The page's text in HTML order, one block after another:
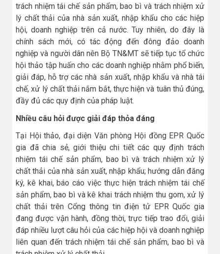
trách nhiệm tái chế sản phẩm, bao bì và trách nhiệm xử
lý chất thải của nhà sản xuất, nhập khẩu cho các hiệp
hội, doanh nghiệp trên cả nước. Tuy nhiên, do đây là
chính sách mới, có tác động đến đông đảo doanh
nghiệp và người dân nên Bộ TN&MT sẽ tiếp tục tổ chức
hội thảo tập huấn cho các doanh nghiệp nhằm phổ biến,
giải đáp, hỗ trợ các nhà sản xuất, nhập khẩu và nhà tái
chế, xử lý chất thải nắm bắt, thực hiện và tuân thủ đúng,
đầy đủ các quy định của pháp luật.
Nhiều câu hỏi được giải đáp thỏa đáng
Tại Hội thảo, đại diện Văn phòng Hội đồng EPR Quốc
gia đã chia sẻ, giới thiệu chi tiết các quy định trách
nhiệm tái chế sản phẩm, bao bì và trách nhiệm xử lý
chất thải của nhà sản xuất, nhập khẩu; hướng dẫn đăng
ký, kê khai, báo cáo việc thực hiện trách nhiệm tái chế
sản phẩm, bao bì và kê khai trách nhiệm thu gom, xử lý
chất thải trên Cổng thông tin điện tử EPR Quốc gia
đang được vận hành, đồng thời, trực tiếp trao đổi, giải
đáp nhiều lượt câu hỏi của các hiệp hội và doanh nghiệp
liên quan đến trách nhiệm tái chế sản phẩm, bao bì và